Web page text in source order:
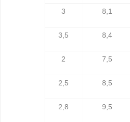
3 8,1
3,5 8,4
2 7,5
2,5 8,5
2,8 9,5